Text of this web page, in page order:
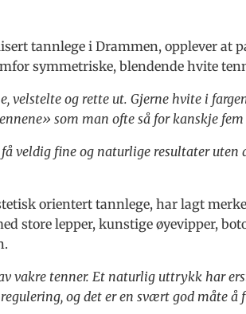
tannlege i Drammen, opplever at
symmetriske, blendende hvite
velstelte og rette ut. Gjerne hvite i
som man ofte så for kanskje fem
veldig fine og naturlige resultater uten
orientert tannlege, har lagt
store lepper, kunstige øyevipper,
vakre tenner. Et naturlig uttrykk har
og det er en svært god måte å